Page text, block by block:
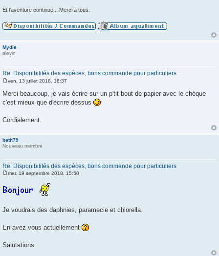
Et l'aventure continue... Merci à tous.
Mydie
alevin
Re: Disponibilités des espèces, bons commande pour particuliers
s
s
e
ven. 13 juillet 2018, 18:37
Merci beaucoup, je vais écrire sur un p'tit bout de papier avec le chèque
c'est mieux que d'écrire dessus
Cordialement.
beth79
Nouveau membre
Re: Disponibilités des espèces, bons commande pour particuliers
s
e
mer. 19 septembre 2018, 15:50
Je voudrais des daphnies, paramecie et chlorella.
En avez vous actuellement
Salutations